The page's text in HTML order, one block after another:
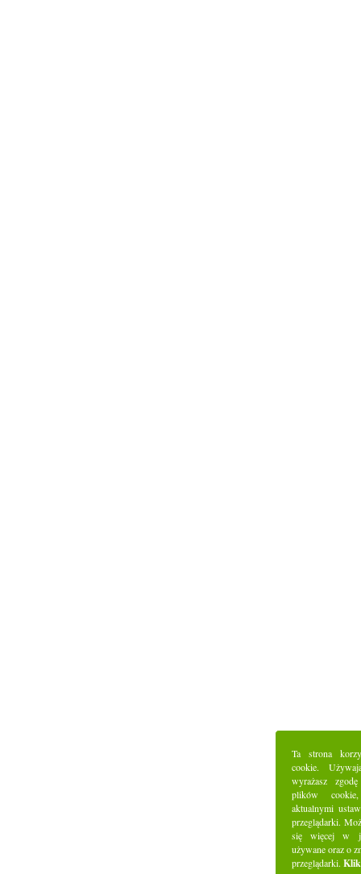
Ta strona
cookie.
wyrażasz
plików
aktualnymi
przeglądarki.
się więcej w
używane oraz o
przeglądarki.